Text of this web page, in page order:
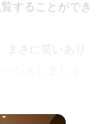
することができ
まさに笑いあり
や、演者の方